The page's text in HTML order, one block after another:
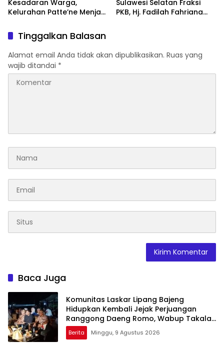
Kesadaran Warga,
Kelurahan Patte’ne Menjadi
2026
Sulawesi Selatan Fraksi
PKB, Hj. Fadilah Fahriana
Melalui Malam Apresiasi
dan Inovasi Award 2026
Tinggalkan Balasan
Alamat email Anda tidak akan dipublikasikan. Ruas yang
wajib ditandai *
Baca Juga
Komunitas Laskar Lipang Bajeng
Hidupkan Kembali Jejak Perjuangan
Ranggong Daeng Romo, Wabup Takalar:
Apresiasi Bahwa Sejarah Adalah
Warisan yang Tak Ternilai”.
Berita Minggu, 9 Agustus 2026